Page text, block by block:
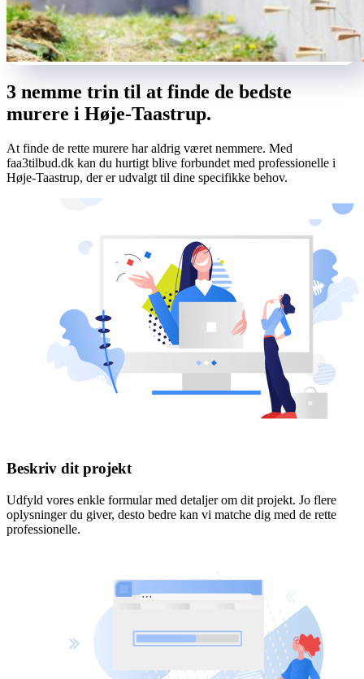
3 nemme trin til at finde de bedste
murere i Høje-Taastrup.
At finde de rette murere har aldrig været nemmere. Med
faa3tilbud.dk kan du hurtigt blive forbundet med professionelle i
Høje-Taastrup, der er udvalgt til dine specifikke behov.
Beskriv dit projekt
Udfyld vores enkle formular med detaljer om dit projekt. Jo flere
oplysninger du giver, desto bedre kan vi matche dig med de rette
professionelle.